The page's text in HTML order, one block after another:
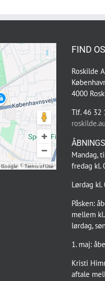
data ©2017 Google
Terms of Use
FIND OS
Roskilde
4000
Tlf. 46 32
Mandag,
fredag kl.
Lørdag
Påsken:
mellem
lørdag,
1. maj:
Kristi
aftale